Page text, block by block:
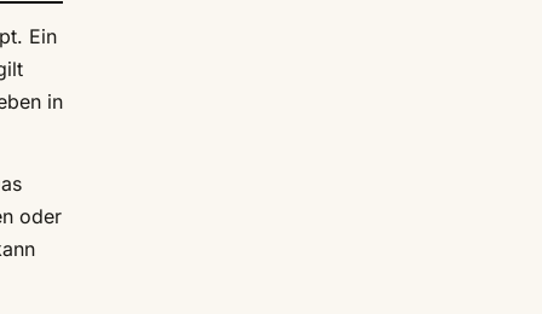
Ein
in
oder